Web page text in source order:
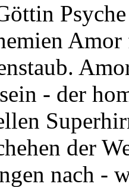
- der
der
nach -